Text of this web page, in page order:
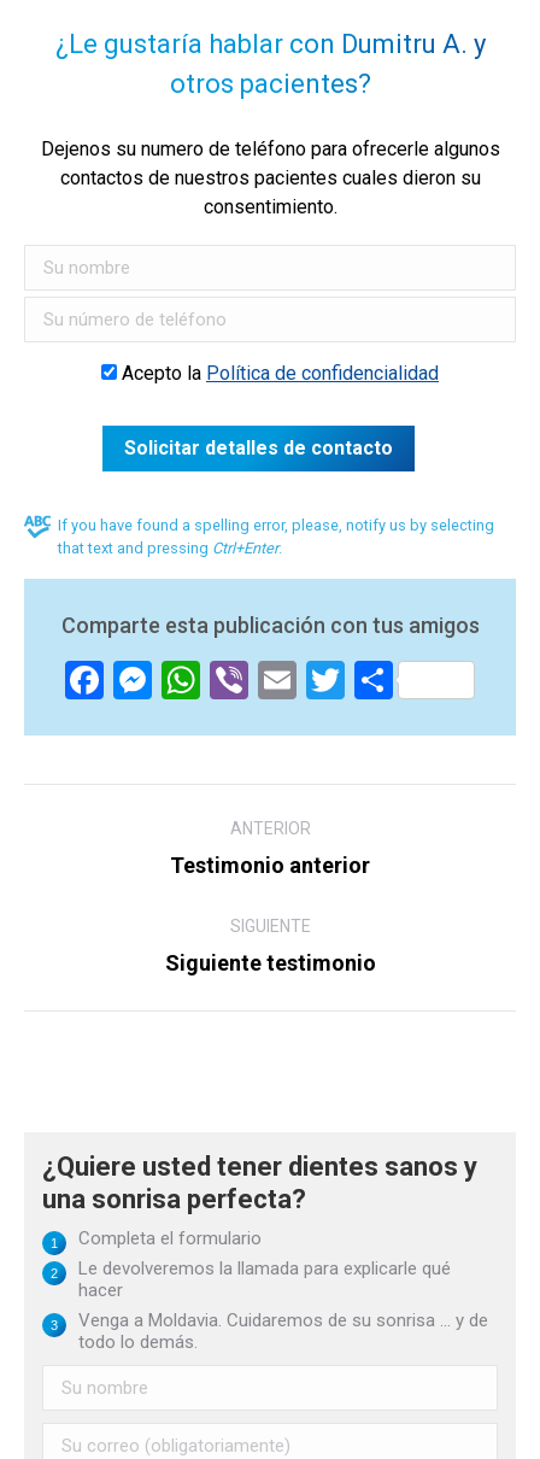
¿Le gustaría hablar con Dumitru A. y
otros pacientes?
Dejenos su numero de teléfono para ofrecerle algunos
contactos de nuestros pacientes cuales dieron su
consentimiento.
Acepto la Política de confidencialidad
If you have found a spelling error, please, notify us by selecting
that text and pressing Ctrl+Enter.
Comparte esta publicación con tus amigos
Facebook
Messenger
WhatsApp
ViberEmailTwitter
ANTERIOR
Post
Testimonio anterior
SIGUIENTE
Siguiente
Siguiente testimonio
¿Quiere usted tener dientes sanos y
una sonrisa perfecta?
Completa el formulario
Le devolveremos la llamada para explicarle qué
hacer
Venga a Moldavia. Cuidaremos de su sonrisa ... y de
todo lo demás.